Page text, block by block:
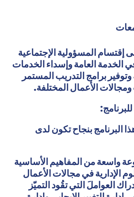
إقتسام المسؤولية الإجتماعية
الخدمة العامة وإسداء الخدمات
وتوفير برامج التدريب المستمر
الأعمال المختلفة.
البرنامج بنجاح تكون لدى
واسعة من المفاهيم الأساسية
الإدارية في مجالات الأعمال
العواملَ التي تقُود التميّز